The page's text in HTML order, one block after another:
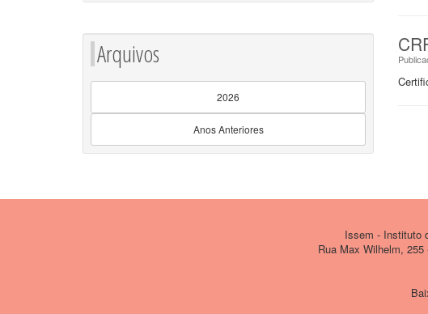
Arquivos
2026
Anos Anteriores
Issem - Instituto
Rua Max Wilhelm,